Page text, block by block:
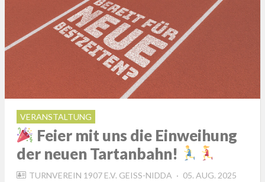
VERANSTALTUNG
Feier mit uns die Einweihung
der neuen Tartanbahn!
TURNVEREIN 1907 E.V. GEISS-NIDDA
POSTED
05. AUG. 2025